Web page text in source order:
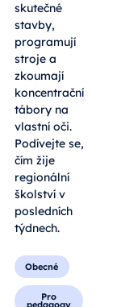
dojíždějí na
skutečné
stavby,
programují
stroje a
zkoumají
koncentrační
tábory na
vlastní oči.
Podívejte se,
čím žije
regionální
školství v
posledních
týdnech.
Obecné